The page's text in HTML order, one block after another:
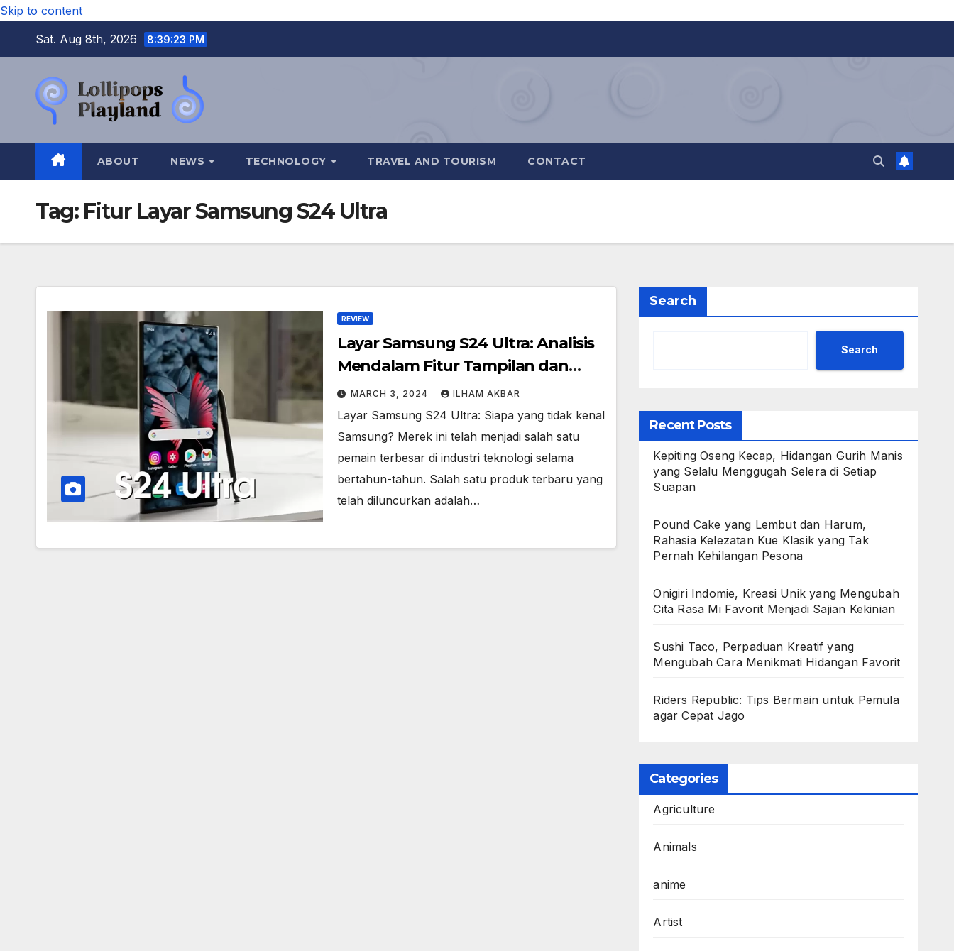
Skip to content
Sat. Aug 8th, 2026
8:39:24 PM
ABOUT NEWS TECHNOLOGY TRAVEL AND TOURISM CONTACT
Tag: Fitur Layar Samsung S24 Ultra
REVIEW
Layar Samsung S24 Ultra: Analisis
Mendalam Fitur Tampilan dan
Resolusi hingga Daya Tahan
MARCH 3, 2024 ILHAM AKBAR
Layar Samsung S24 Ultra: Siapa yang tidak kenal
Samsung? Merek ini telah menjadi salah satu
pemain terbesar di industri teknologi selama
bertahun-tahun. Salah satu produk terbaru yang
telah diluncurkan adalah…
Search
Search
Recent Posts
Kepiting Oseng Kecap, Hidangan Gurih Manis
yang Selalu Menggugah Selera di Setiap
Suapan
Pound Cake yang Lembut dan Harum,
Rahasia Kelezatan Kue Klasik yang Tak
Pernah Kehilangan Pesona
Onigiri Indomie, Kreasi Unik yang Mengubah
Cita Rasa Mi Favorit Menjadi Sajian Kekinian
Sushi Taco, Perpaduan Kreatif yang
Mengubah Cara Menikmati Hidangan Favorit
Riders Republic: Tips Bermain untuk Pemula
agar Cepat Jago
Categories
Agriculture
Animals
anime
Artist